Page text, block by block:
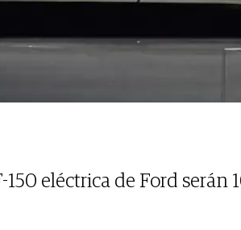
eléctrica de Ford serán